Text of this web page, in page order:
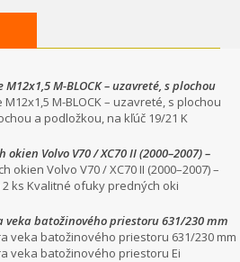
M-BLOCK – uzavreté, s plochou
a podložkou, na kľúč 19/21
M-BLOCK – uzavreté, s plochou
a podložkou, na kľúč 19/21 K
okien Volvo V70 / XC70 II (2000–2007) –
ks
okien Volvo V70 / XC70 II (2000–2007) –
ks Kvalitné ofuky predných oki
veka batožinového priestoru 631/230 mm
veka batožinového priestoru 631/230 mm
veka batožinového priestoru Ei